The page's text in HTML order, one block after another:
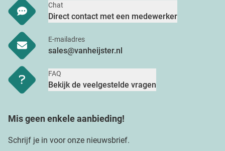
Chat
Direct contact met een medewerker
E-mailadres
sales@vanheijster.nl
FAQ
Bekijk de veelgestelde vragen
Mis geen enkele aanbieding!
Schrijf je in voor onze nieuwsbrief.